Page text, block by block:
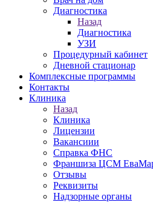
Диагностика
Назад
Диагностика
УЗИ
Процедурный кабинет
Дневной стационар
Комплексные программы
Контакты
Клиника
Назад
Клиника
Лицензии
Вакансиии
Справка ФНС
Франшиза ЦСМ
Отзывы
Реквизиты
Надзорные органы